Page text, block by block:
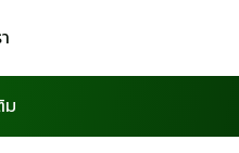
ม